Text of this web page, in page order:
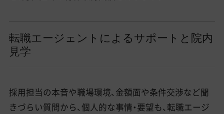
転職エージェントによるサポートと院内
見学
採用担当の本音や職場環境、金額面や条件交渉など聞
きづらい質問から、個人的な事情・要望も、転職エージ